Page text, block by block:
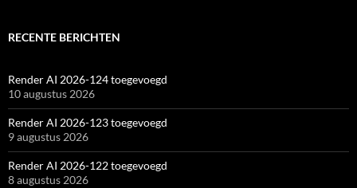
RECENTE BERICHTEN
Render AI 2026-124 toegevoegd
10 augustus 2026
Render AI 2026-123 toegevoegd
9 augustus 2026
Render AI 2026-122 toegevoegd
8 augustus 2026